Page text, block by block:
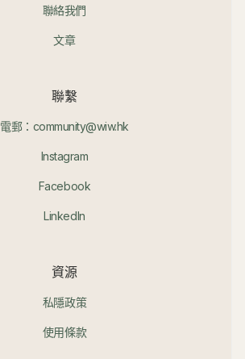
聯絡我們
文章
聯繫
電郵：community@wiw.hk
Instagram
Facebook
LinkedIn
資源
私隱政策
使用條款